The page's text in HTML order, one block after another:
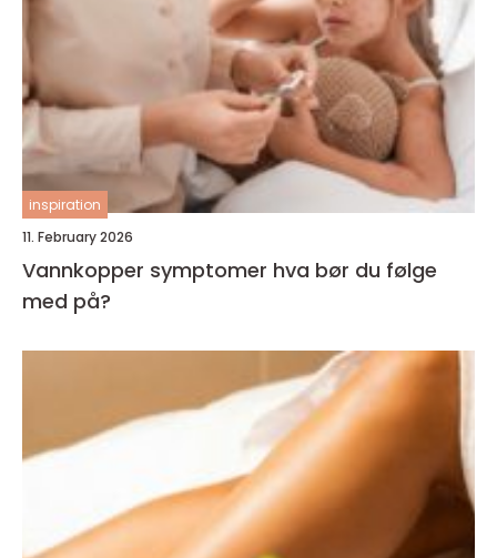
inspiration
11. February 2026
Vannkopper symptomer hva bør du følge
med på?